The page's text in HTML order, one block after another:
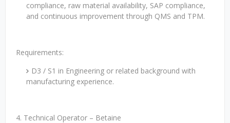
compliance, raw material availability, SAP compliance,
and continuous improvement through QMS and TPM.
Requirements:
D3 / S1 in Engineering or related background with
manufacturing experience.
4. Technical Operator – Betaine